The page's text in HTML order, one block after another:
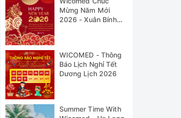
Mừng Năm Mới
2026 - Xuân Bính
WICOMED - Thông
Báo Lịch Nghỉ Tết
Dương Lịch 2026
Summer Time With